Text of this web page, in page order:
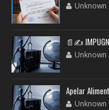
Unknown
📄✍️
Unknown
Apelar
Unknown